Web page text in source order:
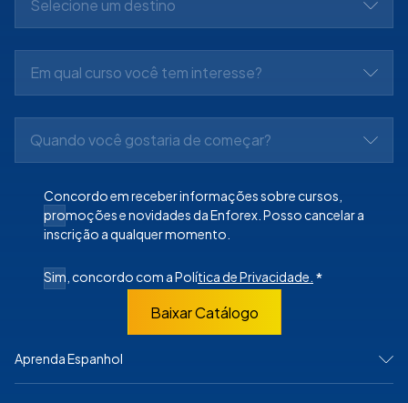
Aprenda Espanhol
Selecione um destino
Em qual curso você tem interesse?
Quando você gostaria de começar?
Concordo em receber informações sobre cursos,
promoções e novidades da Enforex. Posso cancelar a
inscrição a qualquer momento.
Sim, concordo com a Política de Privacidade. *
Baixar Catálogo